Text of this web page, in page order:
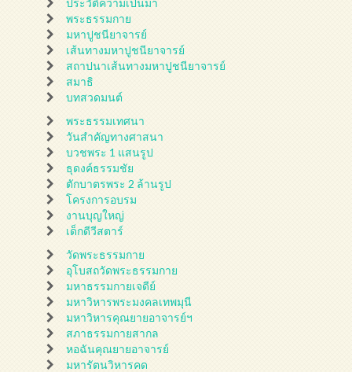
พระธรรมกาย
มหาปูชนียาจารย์
เส้นทางมหาปูชนียาจารย์
สถาปนาเส้นทางมหาปูชนียาจารย์
สมาธิ
บทสวดมนต์
พระธรรมเทศนา
วันสำคัญทางศาสนา
บวชพระ 1 แสนรูป
ธุดงค์ธรรมชัย
ตักบาตรพระ 2 ล้านรูป
โครงการอบรม
งานบุญใหญ่
เด็กดีวีสตาร์
วัดพระธรรมกาย
อุโบสถวัดพระธรรมกาย
มหาธรรมกายเจดีย์
มหาวิหารพระมงคลเทพมุนี
มหาวิหารคุณยายอาจารย์ฯ
สภาธรรมกายสากล
หอฉันคุณยายอาจารย์
มหารัตนวิหารคด